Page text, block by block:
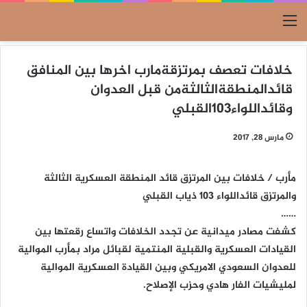
القائمة
خلافات تعصف بمرتزقةمارب اخرها بين المنافق
قائدالمنطقةالثالثةمن قبل العدوان
وقائداللواء103القبلي
مارس 28, 2017
مأرب / خلافات بين المرتزق قائد المنطقة العسكرية الثالثة
والمرتزق قائداللواء 103 ذياب القبلي
……
كشفت مصادر ميدانية عن تجدد الخلافات واتساع رقعتها بين
القيادات العسكرية والقبلية المنتمية لقبائل مراد بمأرب الموالية
للعدوان السعودي الامريكي وبين القيادة العسكرية الموالية
لمليشيات الفار هادي وحزب الإصلاح.